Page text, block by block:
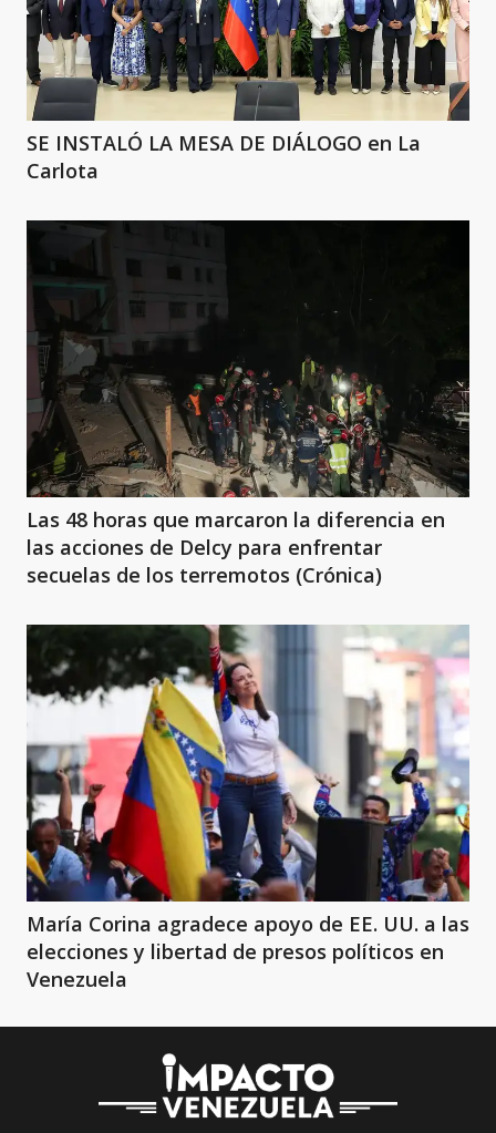
SE INSTALÓ LA MESA DE DIÁLOGO en La
Carlota
Las 48 horas que marcaron la diferencia en
las acciones de Delcy para enfrentar
secuelas de los terremotos (Crónica)
María Corina agradece apoyo de EE. UU. a las
elecciones y libertad de presos políticos en
Venezuela